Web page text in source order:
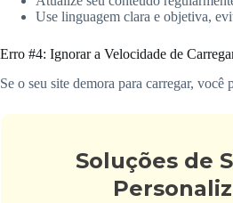
Use linguagem clara e objetiva,
Erro #4: Ignorar a Velocidade de
Se o seu site demora para carregar, você
Soluções de